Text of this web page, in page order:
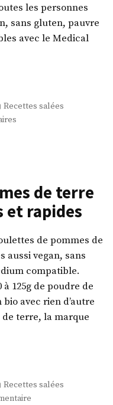
les personnes
sans gluten, pauvre
avec le Medical
Publié
dans
Recettes salées
sur
céréales
et
gras
de terre
et rapides
de pommes de
aussi vegan, sans
compatible.
125g de poudre de
avec rien d’autre
terre, la marque
Publié
dans
Recettes salées